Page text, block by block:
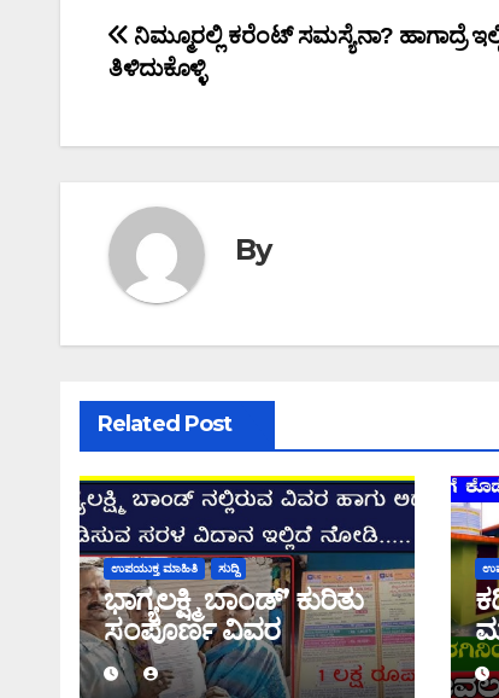
Post
navigation
ನಿಮ್ಮೂರಲ್ಲಿ ಕರೆಂಟ್ ಸಮಸ್ಯೆನಾ? ಹಾಗಾದ್ರೆ
ತಿಳಿದುಕೊಳ್ಳಿ
By
Related Post
ಉಪಯುಕ್ತ ಮಾಹಿತಿ ಸುದ್ದಿ
ಭಾಗ್ಯಲಕ್ಷ್ಮಿ ಬಾಂಡ್’ ಕುರಿತು
ಸಂಪೂರ್ಣ ವಿವರ